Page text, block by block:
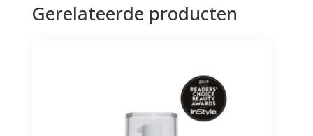
Gerelateerde producten